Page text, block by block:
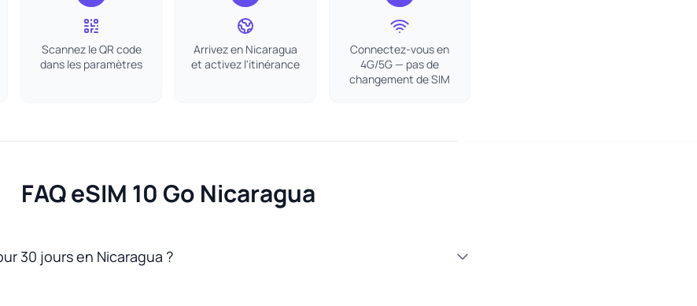
Scannez le QR code
dans les paramètres
Arrivez en Nicaragua
et activez l'itinérance
Connectez-vous en
4G/5G — pas de
changement de SIM
FAQ eSIM 10 Go Nicaragua
30 jours en Nicaragua ?